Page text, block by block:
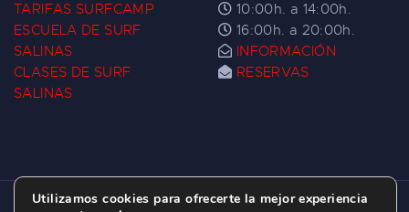
TARIFAS SURFCAMP
ESCUELA DE SURF
SALINAS
CLASES DE SURF
SALINAS
10:00h. a 14:00h.
16:00h. a 20:00h.
INFORMACIÓN
RESERVAS
Utilizamos cookies para ofrecerte la mejor experiencia